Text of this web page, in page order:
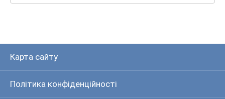
Карта сайту
Політика конфіденційності